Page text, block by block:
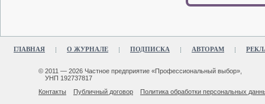
ГЛАВНАЯ О ЖУРНАЛЕ ПОДПИСКА АВТОРАМ
© 2011 — 2026 Частное предприятие «Профессиональный выбор»,
УНП 192737817
Контакты
Публичный договор Политика обработки персональных